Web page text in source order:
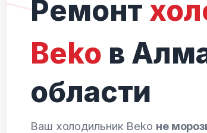
Ремонт
Beko в
области
Ваш холодильник Beko не